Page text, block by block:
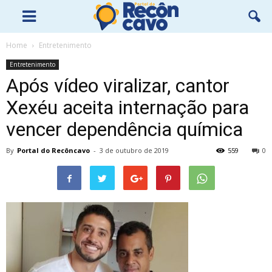
Home Entretenimento
Entretenimento
Após vídeo viralizar, cantor
Xexéu aceita internação para
vencer dependência química
By Portal do Recôncavo - 3 de outubro de 2019 0
559